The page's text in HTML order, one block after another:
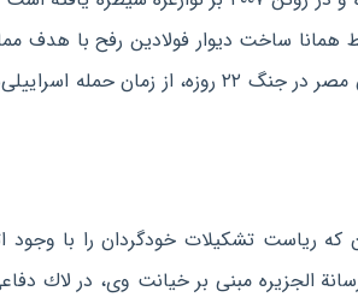
همانا ساخت دیوار فولادین رفح با هدف
اخبار منتشره حتی سران مصر در جنگ ۲۲
كه ریاست تشكیلات خودگردان را با
الجزیره مبنی بر خیانت وی، در لاك